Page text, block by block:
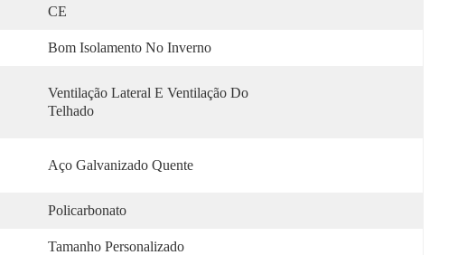
CE
Bom Isolamento No Inverno
Ventilação Lateral E Ventilação Do
Telhado
Aço Galvanizado Quente
Policarbonato
Tamanho Personalizado